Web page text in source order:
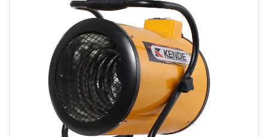
Paramètres:
EN SAVOIR PLUS